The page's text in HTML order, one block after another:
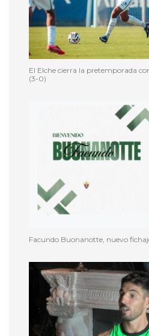
El Elche cierra la pretemporada
(3-0)
Facundo Buonanotte, nuevo